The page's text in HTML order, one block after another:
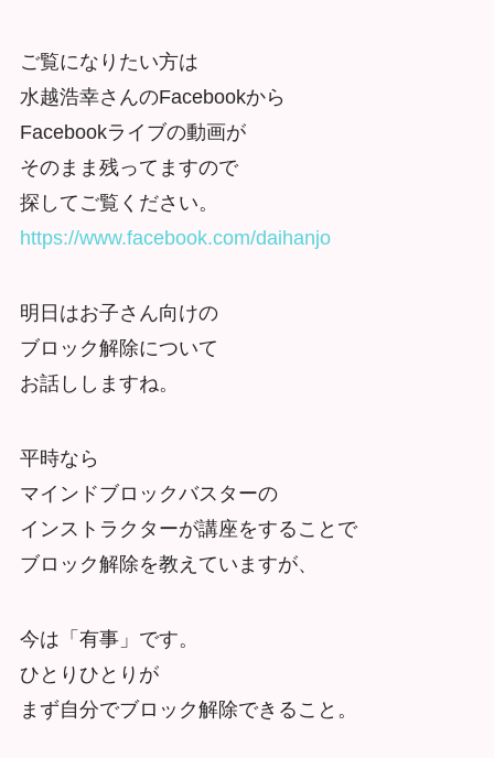
ご覧になりたい方は
水越浩幸さんのFacebookから
Facebookライブの動画が
そのまま残ってますので
探してご覧ください。
https://www.facebook.com/daihanjo
明日はお子さん向けの
ブロック解除について
お話ししますね。
平時なら
マインドブロックバスターの
インストラクターが講座をすることで
ブロック解除を教えていますが、
今は「有事」です。
ひとりひとりが
まず自分でブロック解除できること。